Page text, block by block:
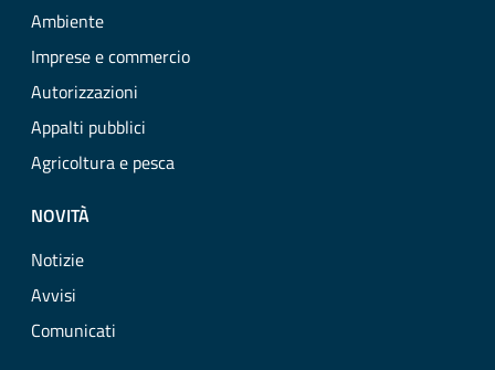
Ambiente
Imprese e commercio
Autorizzazioni
Appalti pubblici
Agricoltura e pesca
NOVITÀ
Notizie
Avvisi
Comunicati